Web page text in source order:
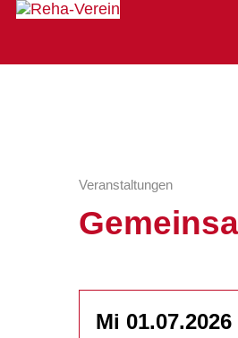
Veranstaltungen
Mi 01.07.2026